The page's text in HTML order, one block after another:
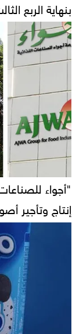
بنهاية الربع
"أجواء
إنتاج وتأجير